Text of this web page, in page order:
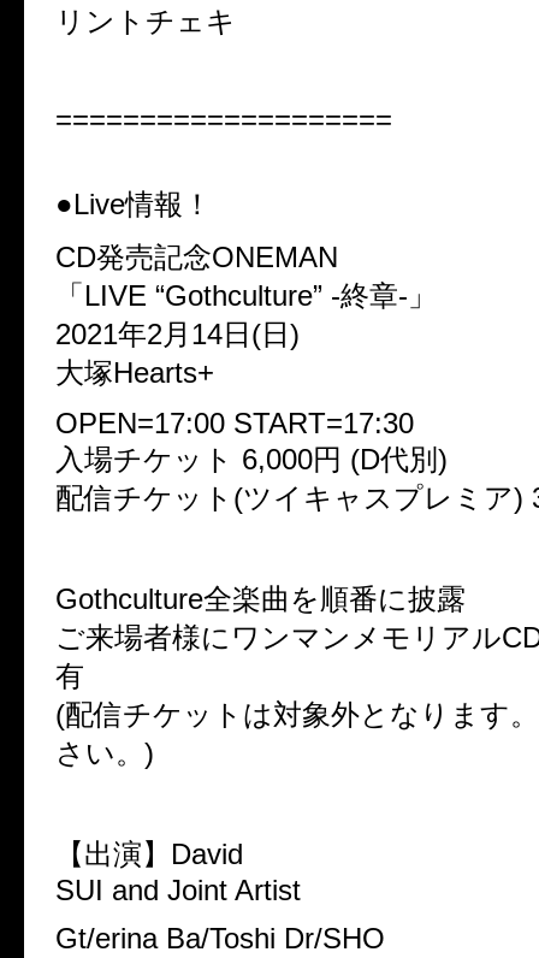
リントチェキ
====================
●Live情報！
CD発売記念ONEMAN
「LIVE “Gothculture” -終章-」
2021年2月14日(日)
大塚Hearts+
OPEN=17:00 START=17:30
入場チケット 6,000円 (D代別)
配信チケット(ツイキャスプレミア)
Gothculture全楽曲を順番に披露
ご来場者様にワンマンメモリアル
有
(配信チケットは対象外となります
さい。)
【出演】David
SUI and Joint Artist
Gt/erina Ba/Toshi Dr/SHO